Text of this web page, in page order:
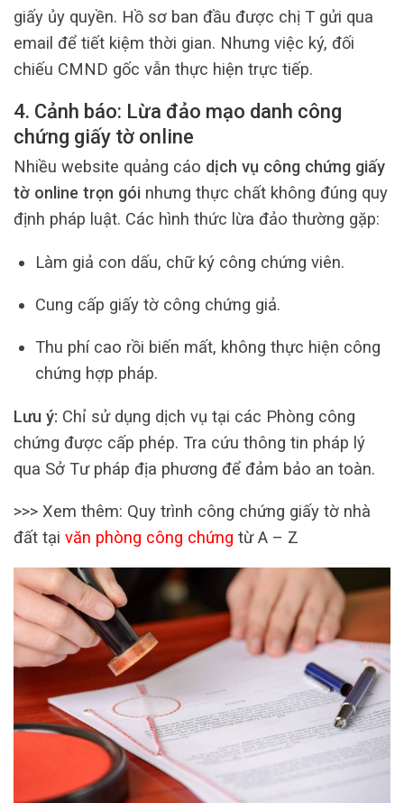
giấy ủy quyền. Hồ sơ ban đầu được chị T gửi qua
email để tiết kiệm thời gian. Nhưng việc ký, đối
chiếu CMND gốc vẫn thực hiện trực tiếp.
4. Cảnh báo: Lừa đảo mạo danh công
chứng giấy tờ online
Nhiều website quảng cáo dịch vụ công chứng giấy
tờ online trọn gói nhưng thực chất không đúng quy
định pháp luật. Các hình thức lừa đảo thường gặp:
Làm giả con dấu, chữ ký công chứng viên.
Cung cấp giấy tờ công chứng giả.
Thu phí cao rồi biến mất, không thực hiện công
chứng hợp pháp.
Lưu ý: Chỉ sử dụng dịch vụ tại các Phòng công
chứng được cấp phép. Tra cứu thông tin pháp lý
qua Sở Tư pháp địa phương để đảm bảo an toàn.
>>> Xem thêm: Quy trình công chứng giấy tờ nhà
đất tại văn phòng công chứng từ A – Z